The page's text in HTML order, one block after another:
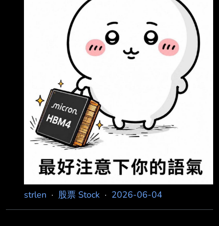
報導 原文內容： 晶圓代工龍頭台積電（2330）
今（4）日舉辦股東會，在股東問答階段中，有
人向台積電 董事長魏哲家建議，應勇敢大幅調漲
價格。對此魏哲家也回應，「我也想這樣做，正
在努 力中。」並曝光尚未
strlen · 股票 Stock · 2026-06-04